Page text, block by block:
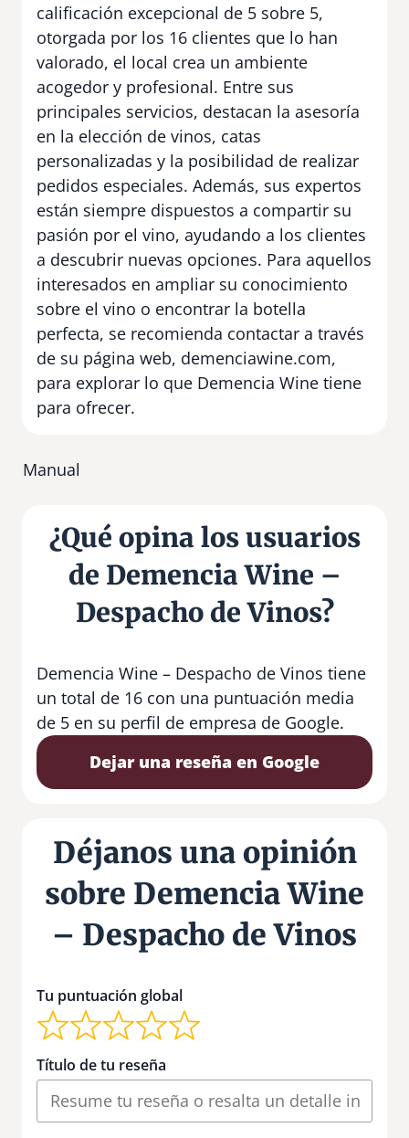
calificación excepcional de 5 sobre 5,
otorgada por los 16 clientes que lo han
valorado, el local crea un ambiente
acogedor y profesional. Entre sus
principales servicios, destacan la asesoría
en la elección de vinos, catas
personalizadas y la posibilidad de realizar
pedidos especiales. Además, sus expertos
están siempre dispuestos a compartir su
pasión por el vino, ayudando a los clientes
a descubrir nuevas opciones. Para aquellos
interesados en ampliar su conocimiento
sobre el vino o encontrar la botella
perfecta, se recomienda contactar a través
de su página web, demenciawine.com,
para explorar lo que Demencia Wine tiene
para ofrecer.
Manual
¿Qué opina los usuarios
de Demencia Wine –
Despacho de Vinos?
Demencia Wine – Despacho de Vinos tiene
un total de 16 con una puntuación media
de 5 en su perfil de empresa de Google.
Dejar una reseña en Google
Déjanos una opinión
sobre Demencia Wine
– Despacho de Vinos
Tu puntuación global
Título de tu reseña